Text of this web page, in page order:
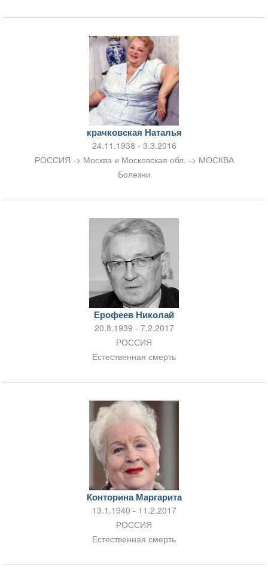
крачковская Наталья
24.11.1938 - 3.3.2016
РОССИЯ -> Москва и Московская обл. -> МОСКВА
Болезни
Ерофеев Николай
20.8.1939 - 7.2.2017
РОССИЯ
Естественная смерть
Конторина Маргарита
13.1.1940 - 11.2.2017
РОССИЯ
Естественная смерть